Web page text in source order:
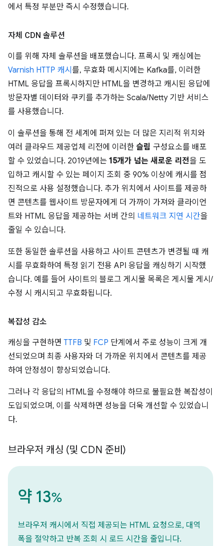
에서 특정 부분만 즉시 수정했습니다.
자체 CDN 솔루션
이를 위해 자체 솔루션을 배포했습니다. 프록시 및 캐싱에는
Varnish HTTP 캐시 를, 무효화 메시지에는 Kafka를, 이러한
HTML 응답을 프록시하지만 HTML을 변경하고 캐시된 응답에
방문자별 데이터와 쿠키를 추가하는 Scala/Netty 기반 서비스
를 사용했습니다.
이 솔루션을 통해 전 세계에 퍼져 있는 더 많은 지리적 위치와
여러 클라우드 제공업체 리전에 이러한 슬림 구성요소를 배포
할 수 있었습니다. 2019년에는 15개가 넘는 새로운 리전을 도
입하고 캐시할 수 있는 페이지 조회 중 90% 이상에 캐시를 점
진적으로 사용 설정했습니다. 추가 위치에서 사이트를 제공하
면 콘텐츠를 웹사이트 방문자에게 더 가까이 가져와 클라이언
트와 HTML 응답을 제공하는 서버 간의 네트워크 지연 시간을
줄일 수 있습니다.
또한 동일한 솔루션을 사용하고 사이트 콘텐츠가 변경될 때 캐
시를 무효화하여 특정 읽기 전용 API 응답을 캐싱하기 시작했
습니다. 예를 들어 사이트의 블로그 게시물 목록은 게시물 게시/
수정 시 캐시되고 무효화됩니다.
복잡성 감소
캐싱을 구현하면 TTFB 및 FCP 단계에서 주로 성능이 크게 개
선되었으며 최종 사용자와 더 가까운 위치에서 콘텐츠를 제공
하여 안정성이 향상되었습니다.
그러나 각 응답의 HTML을 수정해야 하므로 불필요한 복잡성이
도입되었으며, 이를 삭제하면 성능을 더욱 개선할 수 있었습니
다.
브라우저 캐싱 (및 CDN 준비)
약 13%
브라우저 캐시에서 직접 제공되는 HTML 요청으로, 대역
폭을 절약하고 반복 조회 시 로드 시간을 줄입니다.